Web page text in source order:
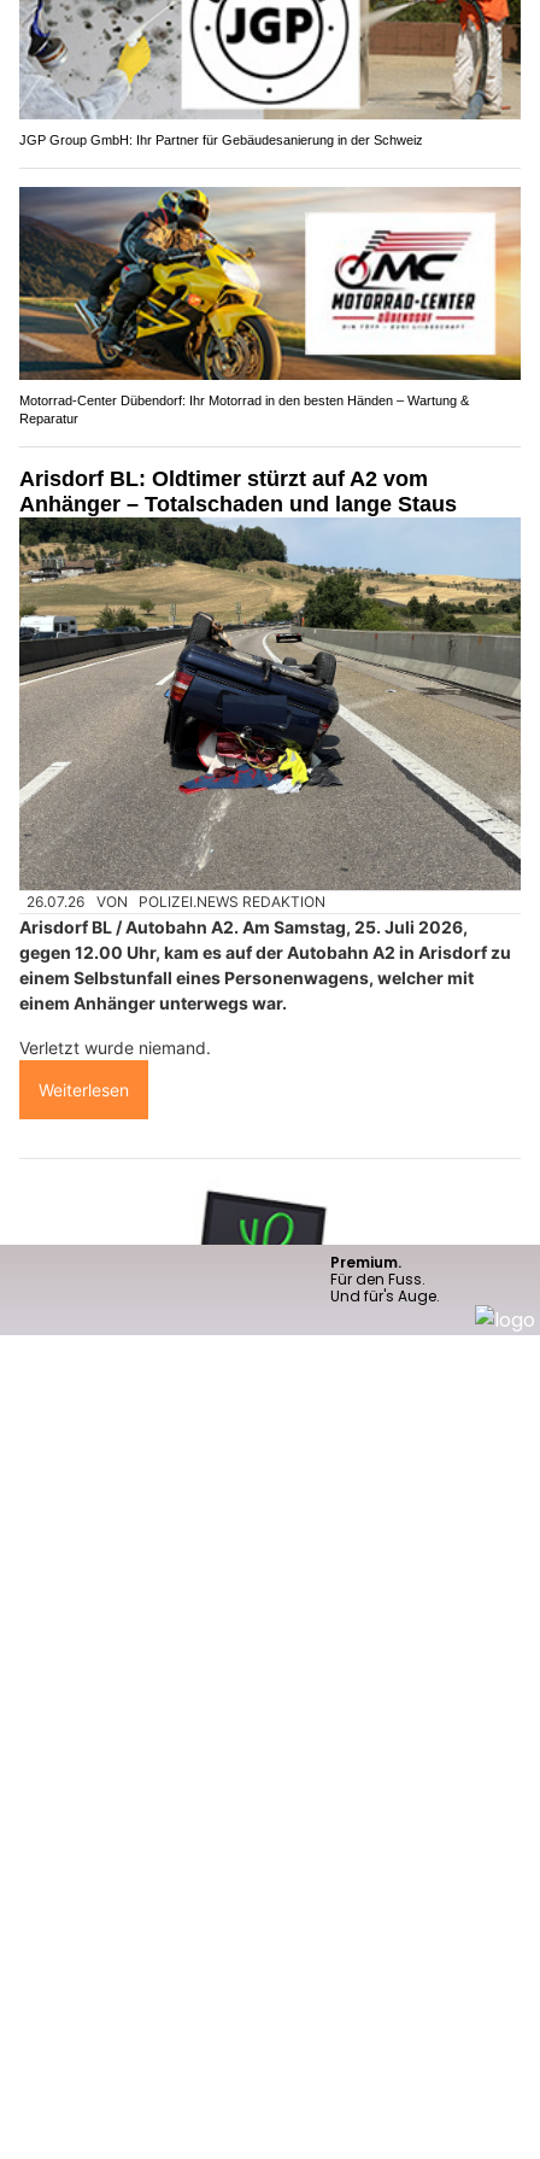
JGP Group GmbH: Ihr Partner für Gebäudesanierung in der Schweiz
Motorrad-Center Dübendorf: Ihr Motorrad in den besten Händen – Wartung &
Reparatur
Arisdorf BL: Oldtimer stürzt auf A2 vom
Anhänger – Totalschaden und lange Staus
26.07.26 VON POLIZEI.NEWS REDAKTION
Arisdorf BL / Autobahn A2. Am Samstag, 25. Juli 2026,
gegen 12.00 Uhr, kam es auf der Autobahn A2 in Arisdorf zu
einem Selbstunfall eines Personenwagens, welcher mit
einem Anhänger unterwegs war.
Verletzt wurde niemand.
Weiterlesen